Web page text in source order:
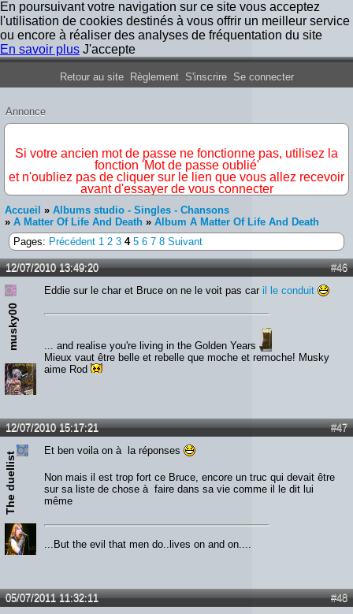
En poursuivant votre navigation sur ce site vous acceptez
l'utilisation de cookies destinés à vous offrir un meilleur service
ou encore à réaliser des analyses de fréquentation du site
En savoir plus J'accepte
Forum Iron Maiden France
Retour au site Règlement S'inscrire Se connecter
Annonce
Si votre ancien mot de passe ne fonctionne pas, utilisez la
fonction 'Mot de passe oublié'
et n'oubliez pas de cliquer sur le lien que vous allez recevoir
avant d'essayer de vous connecter
Accueil » Albums studio - Singles - Chansons
» A Matter Of Life And Death » Album A Matter Of Life And Death
Pages: Précédent 1 2 3 4 5 6 7 8 Suivant
#46
12/07/2010 13:49:20
musky00
Eddie sur le char et Bruce on ne le voit pas car il le conduit
... and realise you're living in the Golden Years
Mieux vaut être belle et rebelle que moche et remoche! Musky
aime Rod
#47
12/07/2010 15:17:21
The duellist
Et ben voila on à la réponses
Non mais il est trop fort ce Bruce, encore un truc qui devait être
sur sa liste de chose à faire dans sa vie comme il le dit lui
même
...But the evil that men do..lives on and on....
#48
05/07/2011 11:32:11